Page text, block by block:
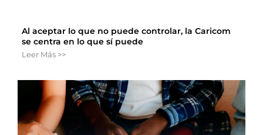
Al aceptar lo que no puede controlar, la Caricom
se centra en lo que sí puede
Leer Más >>